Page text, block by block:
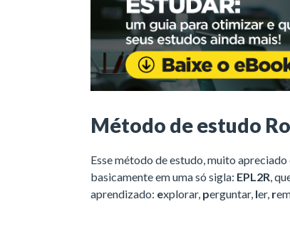
Método de estudo
Esse método de estudo, muito
basicamente em uma só sigla: EPL2R ,
aprendizado: explorar, perguntar, ler, r